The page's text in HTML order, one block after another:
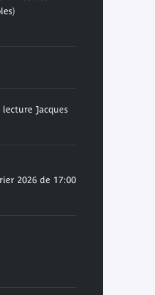
Jacques
2026 de 17:00